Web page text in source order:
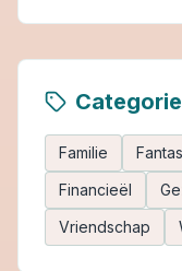
Familie
Financieël
Vriendschap